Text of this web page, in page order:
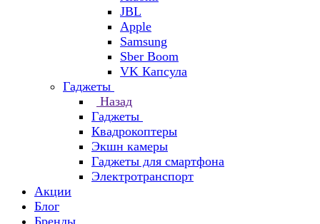
JBL
Apple
Samsung
Sber Boom
VK Капсула
Гаджеты
Назад
Гаджеты
Квадрокоптеры
Экшн камеры
Гаджеты для смартфона
Электротранспорт
Акции
Блог
Бренды